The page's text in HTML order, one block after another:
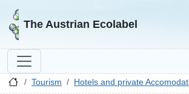
Go to homepage
The Austrian Ecolabel
Tourism Hotels and private